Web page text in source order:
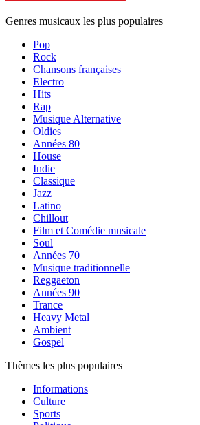
Genres musicaux les plus populaires
Pop
Rock
Chansons françaises
Electro
Hits
Rap
Musique Alternative
Oldies
Années 80
House
Indie
Classique
Jazz
Latino
Chillout
Film et Comédie musicale
Soul
Années 70
Musique traditionnelle
Reggaeton
Années 90
Trance
Heavy Metal
Ambient
Gospel
Thèmes les plus populaires
Informations
Culture
Sports